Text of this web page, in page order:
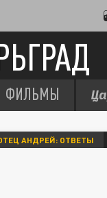
ФИЛЬМЫ
АНДРЕЙ: ОТВЕТЫ